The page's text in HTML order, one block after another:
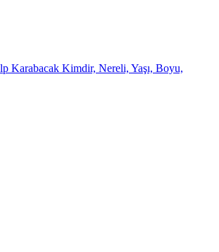
Karabacak Kimdir, Nereli, Yaşı, Boyu,